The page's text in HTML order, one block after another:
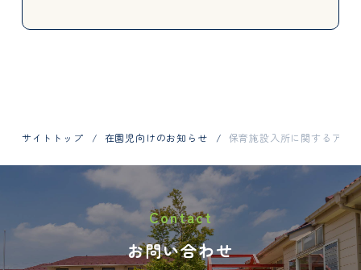
お問い合わせはお電話で
048-798-1404
サイトトップ 在園児向けのお知らせ 保育施設入所に関するアン
Contact
お問い合わせ